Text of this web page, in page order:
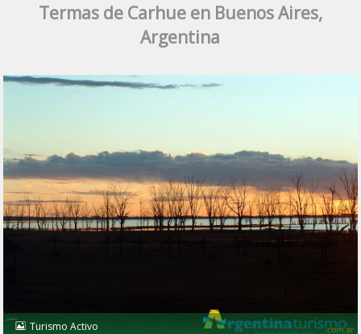
Termas de Carhue en Buenos Aires,
Argentina
Turismo Activo